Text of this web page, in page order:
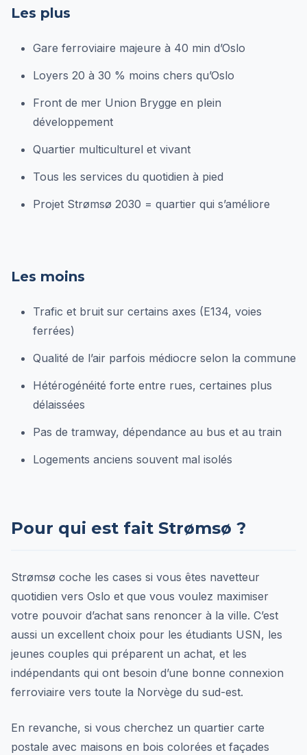
Les plus
Gare ferroviaire majeure à 40 min d’Oslo
Loyers 20 à 30 % moins chers qu’Oslo
Front de mer Union Brygge en plein
développement
Quartier multiculturel et vivant
Tous les services du quotidien à pied
Projet Strømsø 2030 = quartier qui s’améliore
Les moins
Trafic et bruit sur certains axes (E134, voies
ferrées)
Qualité de l’air parfois médiocre selon la commune
Hétérogénéité forte entre rues, certaines plus
délaissées
Pas de tramway, dépendance au bus et au train
Logements anciens souvent mal isolés
Pour qui est fait Strømsø ?
Strømsø coche les cases si vous êtes navetteur
quotidien vers Oslo et que vous voulez maximiser
votre pouvoir d’achat sans renoncer à la ville. C’est
aussi un excellent choix pour les étudiants USN, les
jeunes couples qui préparent un achat, et les
indépendants qui ont besoin d’une bonne connexion
ferroviaire vers toute la Norvège du sud-est.
En revanche, si vous cherchez un quartier carte
postale avec maisons en bois colorées et façades